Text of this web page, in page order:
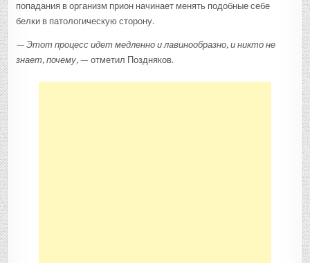
попадания в организм прион начинает менять подобные себе
белки в патологическую сторону.
— Этот процесс идет медленно и лавинообразно, и никто не
знает, почему, — отметил Поздняков.